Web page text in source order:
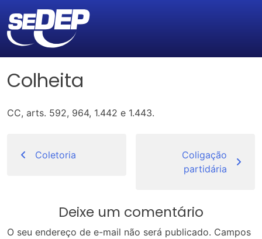
Colheita
CC, arts. 592, 964, 1.442 e 1.443.
de
Coletoria
Coligação
partidária
Deixe um comentário
O seu endereço de e-mail não será publicado. Campos